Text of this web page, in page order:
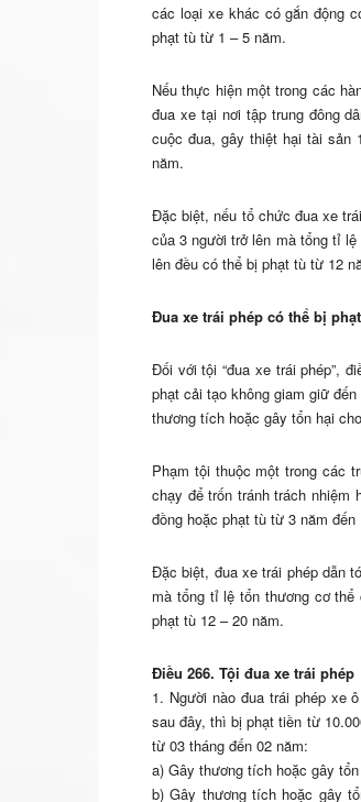
các loại xe khác có gắn động
phạt tù từ 1 – 5 năm.
Nếu thực hiện một trong các
đua xe tại nơi tập trung đông
cuộc đua, gây thiệt hại tài sản
năm.
Đặc biệt, nếu tổ chức đua xe
của 3 người trở lên mà tổng tỉ
lên đều có thể bị phạt tù từ 12
Đua xe trái phép có thể bị
Đối với tội “đua xe trái phép”,
phạt cải tạo không giam giữ
thương tích hoặc gây tổn hại
Phạm tội thuộc một trong các
chạy để trốn tránh trách
đồng hoặc phạt tù từ 3 năm đến
Đặc biệt, đua xe trái phép dẫn
mà tổng tỉ lệ tổn thương cơ
phạt tù 12 – 20 năm.
Điều 266. Tội đua xe trái phép
1. Người nào đua trái phép xe
sau đây, thì bị phạt tiền từ
từ 03 tháng đến 02 năm:
a) Gây thương tích hoặc gây
b) Gây thương tích hoặc gây